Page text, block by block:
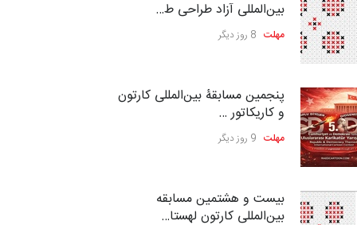
بین‌المللی آزاد طراحی ط…
مهلت 8 روز دیگر
پنجمین مسابقۀ بین‌المللی کارتون
و کاریکاتور …
مهلت 9 روز دیگر
بیست و هشتمین مسابقه
بین‌المللی کارتون لهستا…